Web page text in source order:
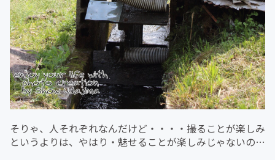
そりゃ、人それぞれなんだけど・・・・撮ることが楽しみ
というよりは、やはり・魅せることが楽しみじゃないのか